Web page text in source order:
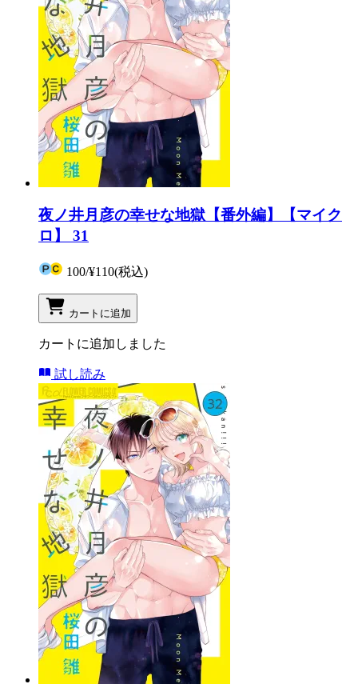
夜ノ井月彦の幸せな地獄【番外編】【マイク
ロ】 31
100/¥110(税込)
カートに追加
カートに追加しました
試し読み